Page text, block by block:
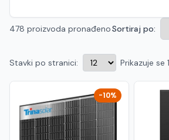
Hrvatski EN
MK Македонски
478 proizvoda pronađenoSortiraj po:
Stavki po stranici: Prikazuje se
-10%